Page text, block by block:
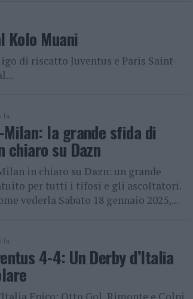
Kolo Muani
di riscatto Juventus e Paris Saint-
fa
Milan: la grande sfida di
chiaro su Dazn
in chiaro su Dazn: un grande
per tutti i tifosi e gli ascoltatori.
vederla Sabato 18 gennaio 2025,...
fa
4-4: Un Derby d’Italia